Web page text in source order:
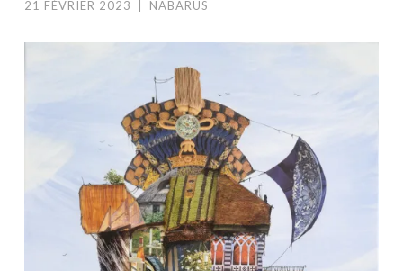
21 FÉVRIER 2023 NABARUS